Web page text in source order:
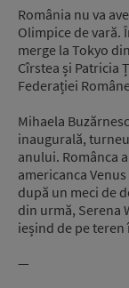
România nu va
Olimpice de vară.
merge la Tokyo
Cîrstea și Patricia
Federației
Mihaela
inaugurală,
anului. Românca
americanca
după un meci de
din urmă, Serena
ieșind de pe
—